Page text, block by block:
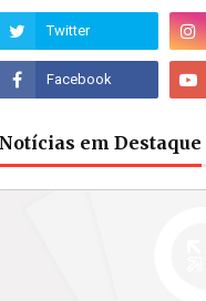
Notícias em Destaque